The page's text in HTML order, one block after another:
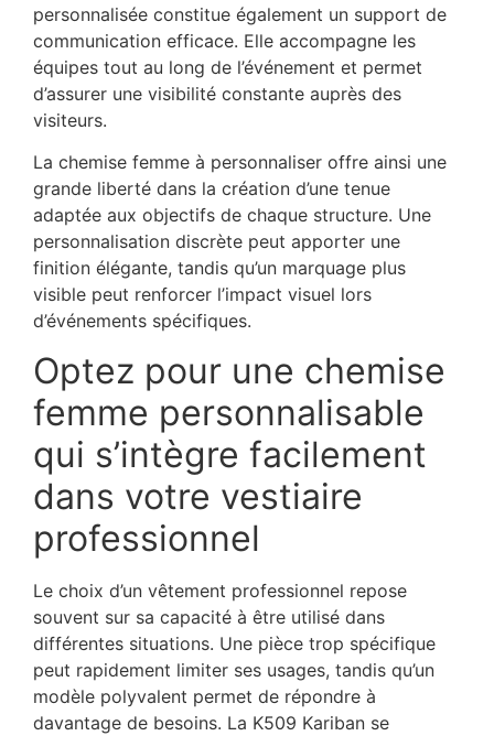
personnalisée constitue également un support de
communication efficace. Elle accompagne les
équipes tout au long de l’événement et permet
d’assurer une visibilité constante auprès des
visiteurs.
La chemise femme à personnaliser offre ainsi une
grande liberté dans la création d’une tenue
adaptée aux objectifs de chaque structure. Une
personnalisation discrète peut apporter une
finition élégante, tandis qu’un marquage plus
visible peut renforcer l’impact visuel lors
d’événements spécifiques.
Optez pour une chemise
femme personnalisable
qui s’intègre facilement
dans votre vestiaire
professionnel
Le choix d’un vêtement professionnel repose
souvent sur sa capacité à être utilisé dans
différentes situations. Une pièce trop spécifique
peut rapidement limiter ses usages, tandis qu’un
modèle polyvalent permet de répondre à
davantage de besoins. La K509 Kariban se